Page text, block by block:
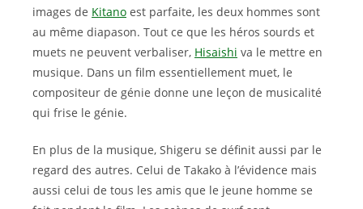
images de Kitano est parfaite, les deux hommes sont
au même diapason. Tout ce que les héros sourds et
muets ne peuvent verbaliser, Hisaishi va le mettre en
musique. Dans un film essentiellement muet, le
compositeur de génie donne une leçon de musicalité
qui frise le génie.
En plus de la musique, Shigeru se définit aussi par le
regard des autres. Celui de Takako à l’évidence mais
aussi celui de tous les amis que le jeune homme se